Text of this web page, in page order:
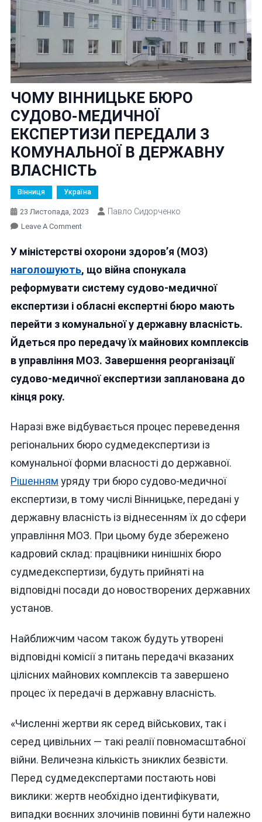
ЧОМУ ВІННИЦЬКЕ БЮРО
СУДОВО-МЕДИЧНОЇ
ЕКСПЕРТИЗИ ПЕРЕДАЛИ З
КОМУНАЛЬНОЇ В ДЕРЖАВНУ
ВЛАСНІСТЬ
Вінниця Україна
23 Листопада, 2023 Павло Сидорченко
Leave A CommentOn
ВІННИЦЬКЕ
БЮРО
МЕДИЧНОЇ
ЕКСПЕРТИЗИ
З
КОМУНАЛЬНОЇ
В
ДЕРЖАВНУ
У міністерстві охорони здоров’я (МОЗ)
наголошують, що війна спонукала
реформувати систему судово-медичної
експертизи і обласні експертні бюро мають
перейти з комунальної у державну власність.
Йдеться про передачу їх майнових комплексів
в управління МОЗ. Завершення реорганізації
судово-медичної експертизи запланована до
кінця року.
Наразі вже відбувається процес переведення
регіональних бюро судмедекспертизи із
комунальної форми власності до державної.
Рішенням уряду три бюро судово-медичної
експертизи, в тому числі Вінницьке, передані у
державну власність із віднесенням їх до сфери
управління МОЗ. При цьому буде збережено
кадровий склад: працівники нинішніх бюро
судмедекспертизи, будуть прийняті на
відповідні посади до новостворених державних
установ.
Найближчим часом також будуть утворені
відповідні комісії з питань передачі вказаних
цілісних майнових комплексів та завершено
процес їх передачі в державну власність.
«Численні жертви як серед військових, так і
серед цивільних — такі реалії повномасштабної
війни. Величезна кількість зниклих безвісти.
Перед судмедекспертами постають нові
виклики: жертв необхідно ідентифікувати,
випадки воєнних злочинів повинні бути належно